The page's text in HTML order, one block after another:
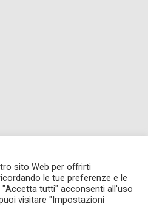
Newsteca S.r.l.
Via Larga, 6
sito Web per offrirti
le tue preferenze e le
tutti" acconsenti all'uso
visitare "Impostazioni